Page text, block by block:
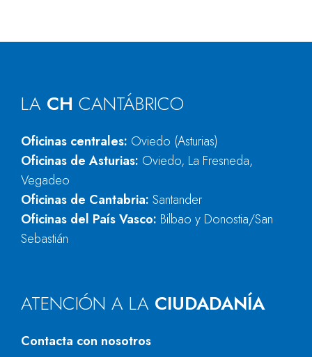
LA CH CANTÁBRICO
Oficinas centrales: Oviedo (Asturias)
Oficinas de Asturias: Oviedo, La Fresneda,
Vegadeo
Oficinas de Cantabria: Santander
Oficinas del País Vasco: Bilbao y Donostia/San
Sebastián
ATENCIÓN A LA CIUDADANÍA
Contacta con nosotros